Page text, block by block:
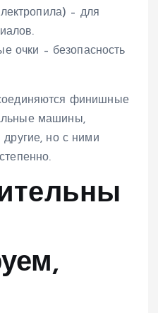
– для
очки – безопасность
финишные
машины,
но с ними